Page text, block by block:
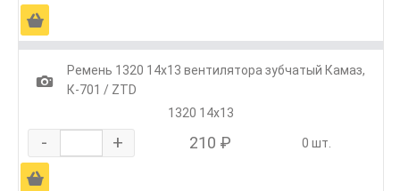
Ä
1
Ремень 1320 14х13 вентилятора зубчатый Камаз,
К-701 / ZTD
1320 14х13
- + 210 ₽ 0 шт.
Ä